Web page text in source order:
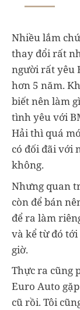
Nhiều lắm
thay đổi rất
người rất yêu
hơn 5 năm.
biết nên làm
tình yêu với
Hải thì quá
có đối đãi với
không.
Nhưng quan
còn để bán
để ra làm
và kể từ đó
giờ.
Thực ra cũng
Euro Auto
cũ rồi. Tôi